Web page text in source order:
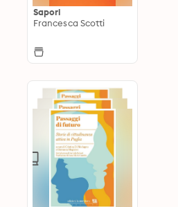
Sapori
Francesca Scotti